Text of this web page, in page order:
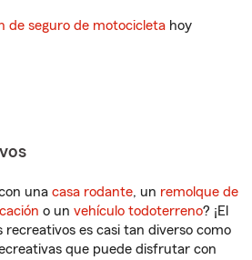
de seguro de motocicleta hoy
una casa rodante, un remolque de
o un vehículo todoterreno? ¡El
recreativos es casi tan diverso como
que puede disfrutar con